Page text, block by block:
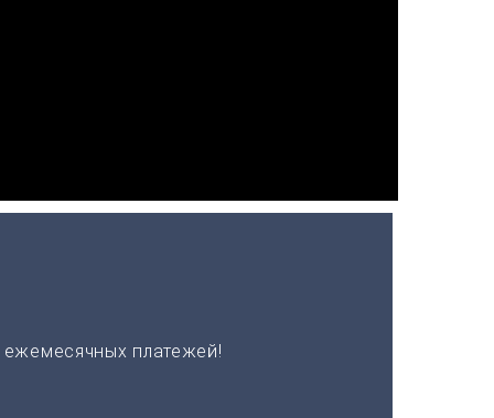
ежемесячных платежей!